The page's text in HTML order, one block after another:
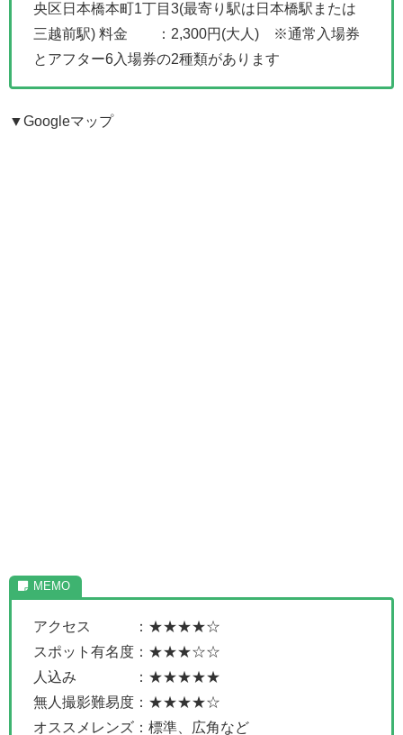
央区日本橋本町1丁目3(最寄り駅は日本橋駅または
三越前駅) 料金 ：2,300円(大人) ※通常入場券
とアフター6入場券の2種類があります
▼Googleマップ
アクセス ：★★★★☆
スポット有名度：★★★☆☆
人込み ：★★★★★
無人撮影難易度：★★★★☆
オススメレンズ：標準、広角など